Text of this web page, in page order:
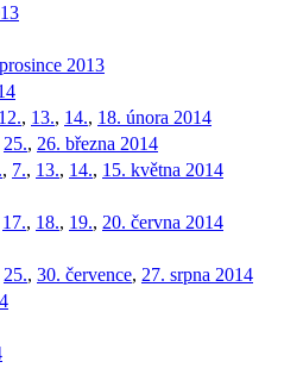
2013
12., 13., 14., 18. února 2014
25., 26. března 2014
, 7., 13., 14., 15. května 2014
17., 18., 19., 20. června 2014
25., 30. července, 27. srpna 2014